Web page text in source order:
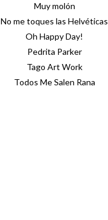
Muy molón
No me toques las Helvéticas
Oh Happy Day!
Pedrita Parker
Tago Art Work
Todos Me Salen Rana